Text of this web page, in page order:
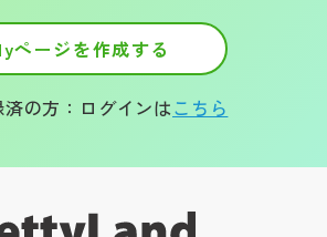
ページを作成する
の方：ログインはこちら